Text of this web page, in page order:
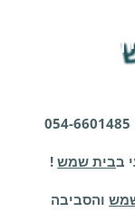
הבית
בבית שמש!
והסביבה